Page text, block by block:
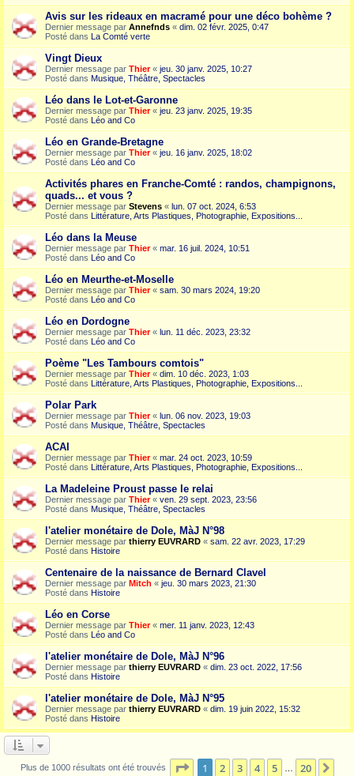
Avis sur les rideaux en macramé pour une déco bohème ?
Dernier message par Annefnds « dim. 02 févr. 2025, 0:47
Posté dans La Comté verte
Vingt Dieux
Dernier message par Thier« jeu. 30 janv. 2025, 10:27
Posté dans Musique, Théâtre, Spectacles
Léo dans le Lot-et-Garonne
Dernier message par Thier« jeu. 23 janv. 2025, 19:35
Posté dans Léo and Co
Léo en Grande-Bretagne
Dernier message par Thier« jeu. 16 janv. 2025, 18:02
Posté dans Léo and Co
Activités phares en Franche-Comté : randos, champignons,
quads... et vous ?
Dernier message par Stevens « lun. 07 oct. 2024, 6:53
Posté dans Littérature, Arts Plastiques, Photographie, Expositions...
Léo dans la Meuse
Dernier message par Thier« mar. 16 juil. 2024, 10:51
Posté dans Léo and Co
Léo en Meurthe-et-Moselle
Dernier message par Thier« sam. 30 mars 2024, 19:20
Posté dans Léo and Co
Léo en Dordogne
Dernier message par Thier« lun. 11 déc. 2023, 23:32
Posté dans Léo and Co
Poème "Les Tambours comtois"
Dernier message par Thier« dim. 10 déc. 2023, 1:03
Posté dans Littérature, Arts Plastiques, Photographie, Expositions...
Polar Park
Dernier message par Thier« lun. 06 nov. 2023, 19:03
Posté dans Musique, Théâtre, Spectacles
ACAI
Dernier message par Thier« mar. 24 oct. 2023, 10:59
Posté dans Littérature, Arts Plastiques, Photographie, Expositions...
La Madeleine Proust passe le relai
Dernier message par Thier« ven. 29 sept. 2023, 23:56
Posté dans Musique, Théâtre, Spectacles
l'atelier monétaire de Dole, MàJ N°98
Dernier message par thierry EUVRARD « sam. 22 avr. 2023, 17:29
Posté dans Histoire
Centenaire de la naissance de Bernard Clavel
Dernier message par Mitch « jeu. 30 mars 2023, 21:30
Posté dans Histoire
Léo en Corse
Dernier message par Thier« mer. 11 janv. 2023, 12:43
Posté dans Léo and Co
l'atelier monétaire de Dole, MàJ N°96
Dernier message par thierry EUVRARD « dim. 23 oct. 2022, 17:56
Posté dans Histoire
l'atelier monétaire de Dole, MàJ N°95
Dernier message par thierry EUVRARD « dim. 19 juin 2022, 15:32
Posté dans Histoire
Plus de 1000 résultats ont été trouvés Page 1sur20
1 2 3 4 5 20